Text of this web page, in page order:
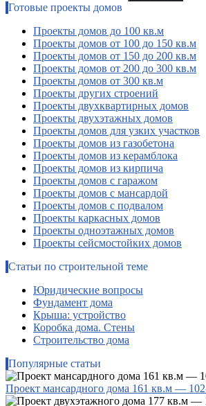
Готовые проекты домов
Проекты домов до 100 кв.м
Проекты домов от 100 до 150 кв.м
Проекты домов от 150 до 200 кв.м
Проекты домов от 200 до 300 кв.м
Проекты домов от 300 кв.м
Проекты других строений
Проекты двухквартирных домов
Проекты двухэтажных домов
Проекты домов для узких участков
Проекты домов из газобетона
Проекты домов из керамблока
Проекты домов из кирпича
Проекты домов с гаражом
Проекты домов с мансардой
Проекты домов с подвалом
Проекты каркасных домов
Проекты одноэтажных домов
Проекты сейсмостойких домов
Статьи по строительной теме
Юридические вопросы
Фундамент дома
Крыша: устройство
Коробка дома. Стены
Строительство дома
Популярные статьи
Проект мансардного дома 161 кв.м —